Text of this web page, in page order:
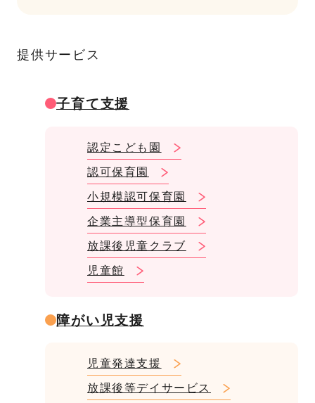
提供サービス
子育て支援
認定こども園
認可保育園
小規模認可保育園
企業主導型保育園
放課後児童クラブ
児童館
障がい児支援
児童発達支援
放課後等デイサービス